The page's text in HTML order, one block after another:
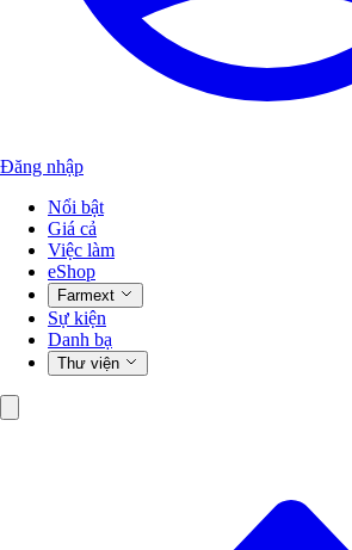
Đăng nhập
Nổi bật
Giá cả
Việc làm
eShop
Farmext
Sự kiện
Danh bạ
Thư viện